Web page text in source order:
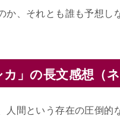
か、それとも誰も予想し
カ」の長文感想（
人間という存在の圧倒